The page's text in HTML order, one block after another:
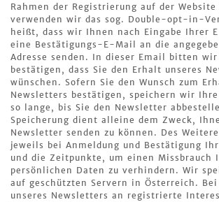
Rahmen der Registrierung auf der
verwenden wir das sog. Double-opt-in-
heißt, dass wir Ihnen nach Eingabe Ihrer
eine Bestätigungs-E-Mail an die
Adresse senden. In dieser Email bitten wir
bestätigen, dass Sie den Erhalt unseres
wünschen. Sofern Sie den Wunsch zum
Newsletters bestätigen, speichern wir
so lange, bis Sie den Newsletter
Speicherung dient alleine dem Zweck,
Newsletter senden zu können. Des
jeweils bei Anmeldung und Bestätigung
und die Zeitpunkte, um einen Missbrauch
persönlichen Daten zu verhindern. Wir
auf geschützten Servern in Österreich. Bei
unseres Newsletters an registrierte